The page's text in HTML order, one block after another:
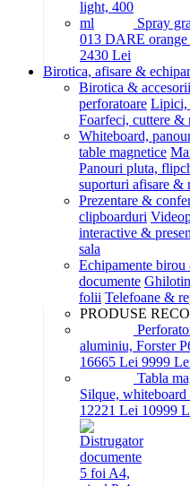
Spray
013 DARE
2430 Lei
Birotica, afisare &
Birotica &
perforatoare Lipici,
Foarfeci, cuttere &
Whiteboard,
table magnetice
Panouri pluta,
suporturi afisare &
Prezentare &
clipboarduri
interactive &
sala
Echipamente birou
documente
folii Telefoane &
PRODUSE
aluminiu, Forster
16665 Lei 9999
Tabla
Silque, whiteboard
12221 Lei 10999